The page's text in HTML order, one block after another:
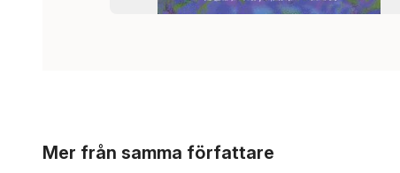
Mer från samma författare